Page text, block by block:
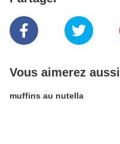
Vous aimerez aussi
muffins au nutella